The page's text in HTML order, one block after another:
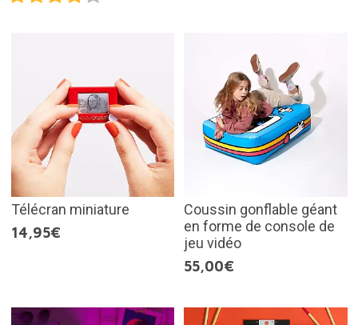
Télécran miniature
14,95€
Coussin gonflable géant
en forme de console de
jeu vidéo
55,00€